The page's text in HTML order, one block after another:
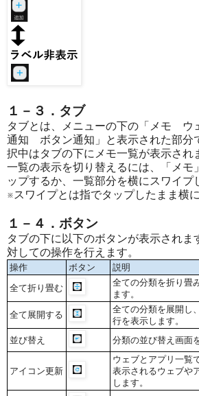
１－３．タブ
タブとは、メニューの下の「メモ
通知 ボタン通知」と表示された部分
択中はタブの下にメモ一覧が表示され
一覧の表示を切り替えるには、「メモ
ップするか、一覧部分を横にスワイプ
※スワイプとは指でタップしたまま横
１－４．ボタン
タブの下に以下のボタンが表示されま
対しての操作を行えます。
操作 ボタン
説明
全て折り畳む
全ての分類を折り畳
ます。
全て展開する
全ての分類を展開し
行を表示します。
並び替え
分類の並び替え画面
アイコン更新
ウェブとアプリ一覧
表示されるウェブや
します。